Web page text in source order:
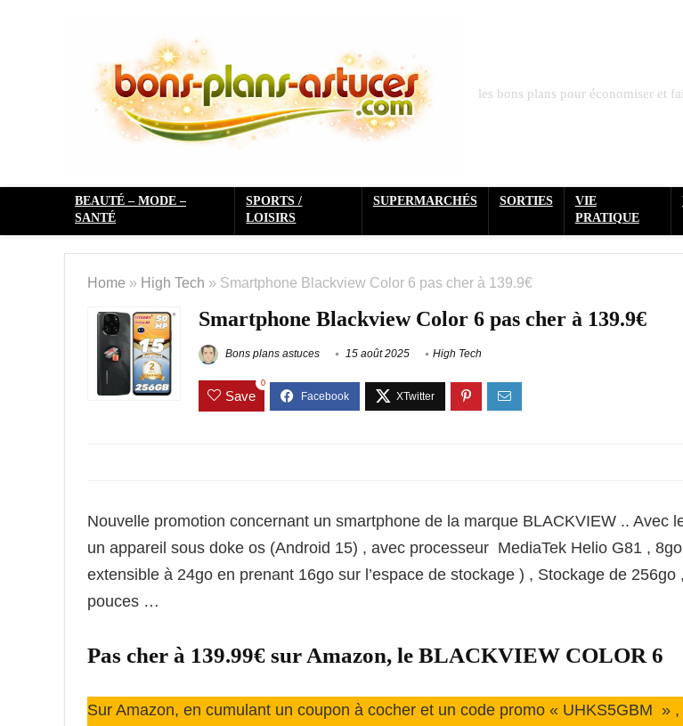
les bons plans pour économiser et
BEAUTÉ – MODE –
SANTÉ
SPORTS /
LOISIRS
SUPERMARCHÉS SORTIES
VIE
PRATIQUE
Home » High Tech » Smartphone Blackview Color 6 pas cher à 139.9€
Smartphone Blackview Color 6 pas cher à 139.9€
Bons plans astuces 15 août 2025 High Tech
Save
0
Nouvelle promotion concernant un smartphone de la marque BLACKVIEW .. Avec
un appareil sous doke os (Android 15) , avec processeur MediaTek Helio G81 ,
extensible à 24go en prenant 16go sur l’espace de stockage ) , Stockage de 256go
pouces …
Pas cher à 139.99€ sur Amazon, le BLACKVIEW COLOR 6
Sur Amazon, en cumulant un coupon à cocher et un code promo « UHKS5GBM »